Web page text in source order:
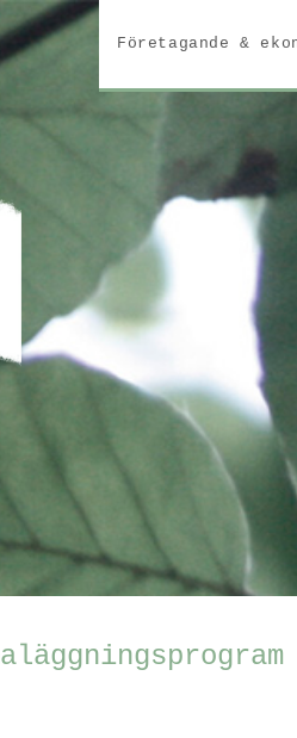
Företagande &